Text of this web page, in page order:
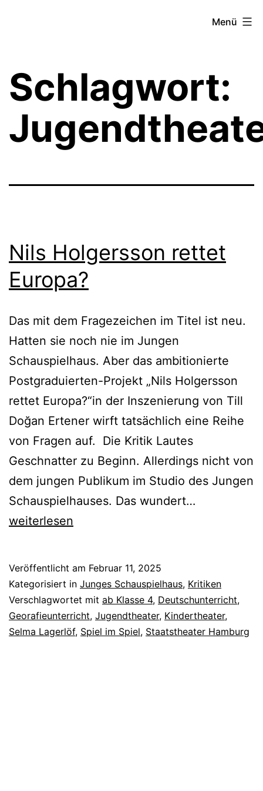
Menü
Schlagwort:
Nils Holgersson rettet
Europa?
Das mit dem Fragezeichen im Titel ist neu.
Hatten sie noch nie im Jungen
Schauspielhaus. Aber das ambitionierte
Postgraduierten-Projekt „Nils Holgersson
rettet Europa?“in der Inszenierung von Till
Doğan Ertener wirft tatsächlich eine Reihe
von Fragen auf. Die Kritik Lautes
Geschnatter zu Beginn. Allerdings nicht von
dem jungen Publikum im Studio des Jungen
Schauspielhauses. Das wundert…
weiterlesen
Veröffentlicht am Februar 11, 2025
Kategorisiert in Junges Schauspielhaus, Kritiken
Verschlagwortet mit ab Klasse 4, Deutschunterricht,
Georafieunterricht, Jugendtheater, Kindertheater,
Selma Lagerlöf, Spiel im Spiel, Staatstheater Hamburg